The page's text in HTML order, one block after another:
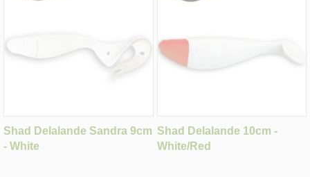
Shad Delalande Sandra 9cm
- White
Shad Delalande 10cm -
White/Red